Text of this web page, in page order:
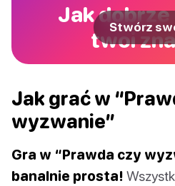
Jak dobrze
twoi
Stwórz
Jak grać w
wyzwanie”
Gra w “Prawda czy
banalnie prosta!